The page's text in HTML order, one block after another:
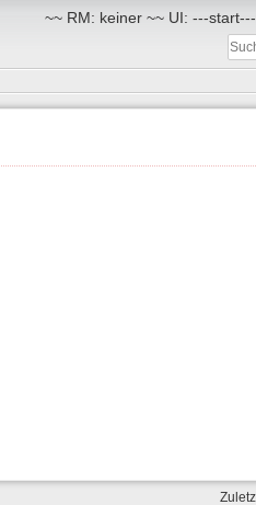
~~ RM: keiner ~~ UI: ---